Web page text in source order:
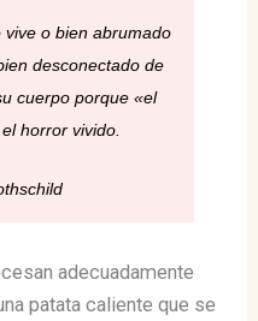
o bien abrumado
desconectado de
cuerpo porque «el
horror vivido.
adecuadamente
patata caliente que se